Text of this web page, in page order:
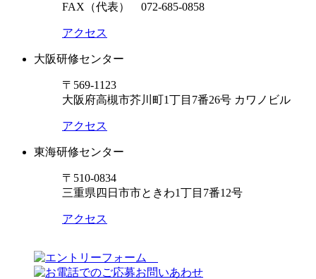
FAX（代表） 072-685-0858
アクセス
大阪研修センター
〒569-1123
大阪府高槻市芥川町1丁目7番26号 カワノビル
アクセス
東海研修センター
〒510-0834
三重県四日市市ときわ1丁目7番12号
アクセス